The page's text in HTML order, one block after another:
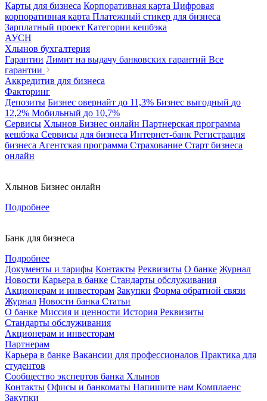
Карты для бизнеса Корпоративная карта Цифровая
корпоративная карта Платежный стикер для бизнеса
Зарплатный проект Категории кешбэка
АУСН
Хлынов бухгалтерия
Гарантии Лимит на выдачу банковских гарантий Все
гарантии
Аккредитив для бизнеса
Факторинг
Депозиты Бизнес овернайт до 11,3% Бизнес выгодный до
12,2% Мобильный до 10,7%
Сервисы Хлынов Бизнес онлайн Партнерская программа
кешбэка Сервисы для бизнеса Интернет-банк Регистрация
бизнеса Агентская программа Страхование Старт бизнеса
онлайн
Хлынов Бизнес онлайн
Подробнее
Банк для бизнеса
Подробнее
Документы и тарифы Контакты Реквизиты О банке Журнал
Новости Карьера в банке Стандарты обслуживания
Акционерам и инвесторам Закупки Форма обратной связи
Журнал Новости банка Статьи
О банке Миссия и ценности История Реквизиты
Стандарты обслуживания
Акционерам и инвесторам
Партнерам
Карьера в банке Вакансии для профессионалов Практика для
студентов
Сообщество экспертов банка Хлынов
Контакты Офисы и банкоматы Напишите нам Комплаенс
Закупки